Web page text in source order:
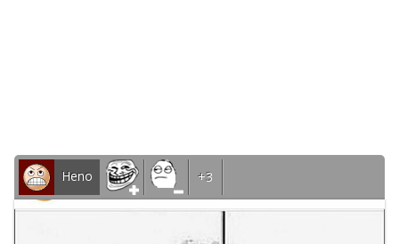
Heno +3